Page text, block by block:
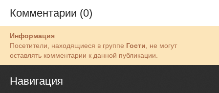
Комментарии (0)
Информация
Посетители, находящиеся в группе Гости , не могут
оставлять комментарии к данной публикации.
Навигация